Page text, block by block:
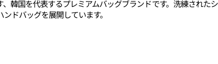
韓国を代表するプレミアムバッグブランドです。洗練された
ドバッグを展開しています。